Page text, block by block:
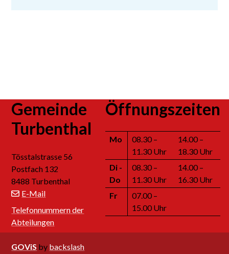
Footer
Gemeinde
Turbenthal
Tösstalstrasse 56
Postfach 132
8488 Turbenthal
E-Mail
Telefonnummern der
Abteilungen
Öffnungszeiten
Mo
08.30 –
11.30 Uhr
14.00 –
18.30 Uhr
Di -
Do
08.30 –
11.30 Uhr
14.00 –
16.30 Uhr
Fr
07.00 –
15.00 Uhr
GOViS by backslash